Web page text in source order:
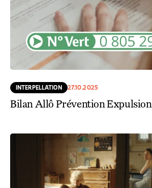
INTERPELLATION 27.10.2025
Bilan Allô Prévention Expulsion